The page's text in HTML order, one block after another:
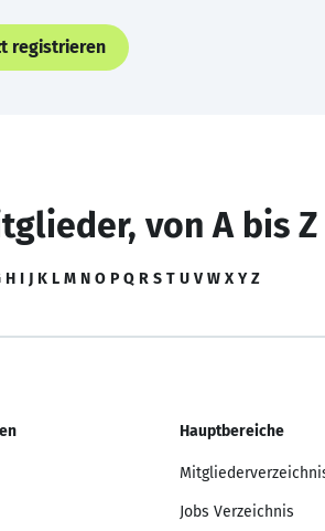
registrieren
von A bis Z
H I J K L M N O P Q R S T U V W X Y Z
Hauptbereiche
Jobs Verzeichnis